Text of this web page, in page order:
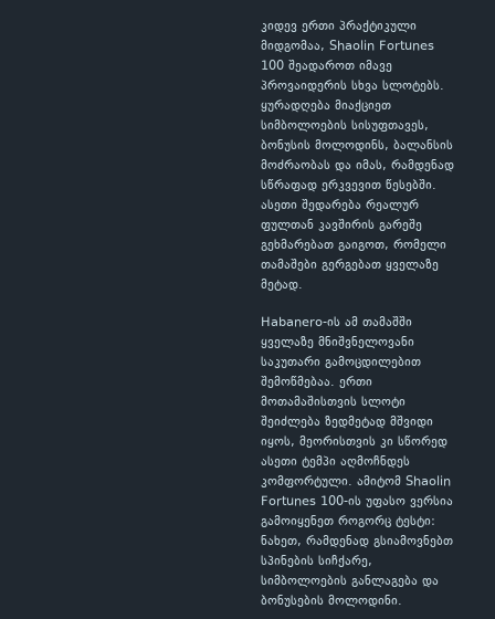
კიდევ ერთი პრაქტიკული
მიდგომაა, Shaolin Fortunes
100 შეადაროთ იმავე
პროვაიდერის სხვა სლოტებს.
ყურადღება მიაქციეთ
სიმბოლოების სისუფთავეს,
ბონუსის მოლოდინს, ბალანსის
მოძრაობას და იმას, რამდენად
სწრაფად ერკვევით წესებში.
ასეთი შედარება რეალურ
ფულთან კავშირის გარეშე
გეხმარებათ გაიგოთ, რომელი
თამაშები გერგებათ ყველაზე
მეტად.
Habanero-ის ამ თამაშში
ყველაზე მნიშვნელოვანი
საკუთარი გამოცდილებით
შემოწმებაა. ერთი
მოთამაშისთვის სლოტი
შეიძლება ზედმეტად მშვიდი
იყოს, მეორისთვის კი სწორედ
ასეთი ტემპი აღმოჩნდეს
კომფორტული. ამიტომ Shaolin
Fortunes 100-ის უფასო ვერსია
გამოიყენეთ როგორც ტესტი:
ნახეთ, რამდენად გსიამოვნებთ
სპინების სიჩქარე,
სიმბოლოების განლაგება და
ბონუსების მოლოდინი.